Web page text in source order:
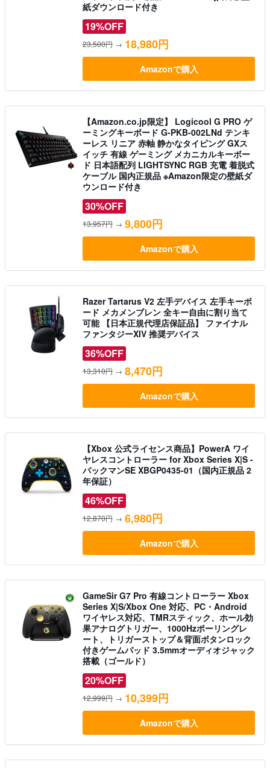
紙ダウンロード付き
19%OFF
23,500円 → 18,980円
Amazonで購入
【Amazon.co.jp限定】 Logicool G PRO ゲ
ーミングキーボード G-PKB-002LNd テンキ
ーレス リニア 赤軸 静かなタイピング GXス
イッチ 有線 ゲーミング メカニカルキーボー
ド 日本語配列 LIGHTSYNC RGB 充電 着脱式
ケーブル 国内正規品 ※Amazon限定の壁紙ダ
ウンロード付き
30%OFF
13,957円 → 9,800円
Amazonで購入
Razer Tartarus V2 左手デバイス 左手キーボ
ード メカメンブレン 全キー自由に割り当て
可能 【日本正規代理店保証品】 ファイナル
ファンタジーXIV 推奨デバイス
36%OFF
13,310円 → 8,470円
Amazonで購入
【Xbox 公式ライセンス商品】PowerA ワイ
ヤレスコントローラー for Xbox Series X|S -
パックマンSE XBGP0435-01（国内正規品 2
年保証）
46%OFF
12,870円 → 6,980円
Amazonで購入
GameSir G7 Pro 有線コントローラー Xbox
Series X|S/Xbox One 対応、PC・Android
ワイヤレス対応、TMRスティック、ホール効
果アナログトリガー、1000Hzポーリングレ
ート、トリガーストップ＆背面ボタンロック
付きゲームパッド 3.5mmオーディオジャック
搭載（ゴールド）
20%OFF
12,999円 → 10,399円
Amazonで購入